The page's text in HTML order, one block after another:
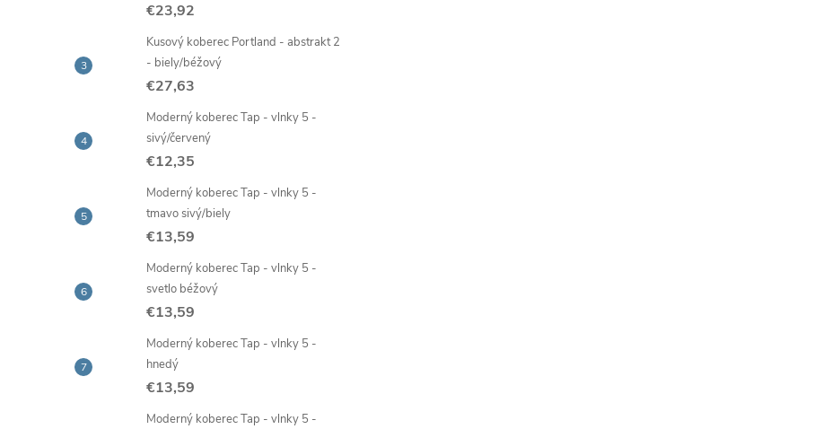
€23,92
Kusový koberec Portland - abstrakt 2
- biely/béžový
€27,63
Moderný koberec Tap - vlnky 5 -
sivý/červený
€12,35
Moderný koberec Tap - vlnky 5 -
tmavo sivý/biely
€13,59
Moderný koberec Tap - vlnky 5 -
svetlo béžový
€13,59
Moderný koberec Tap - vlnky 5 -
hnedý
€13,59
Moderný koberec Tap - vlnky 5 -